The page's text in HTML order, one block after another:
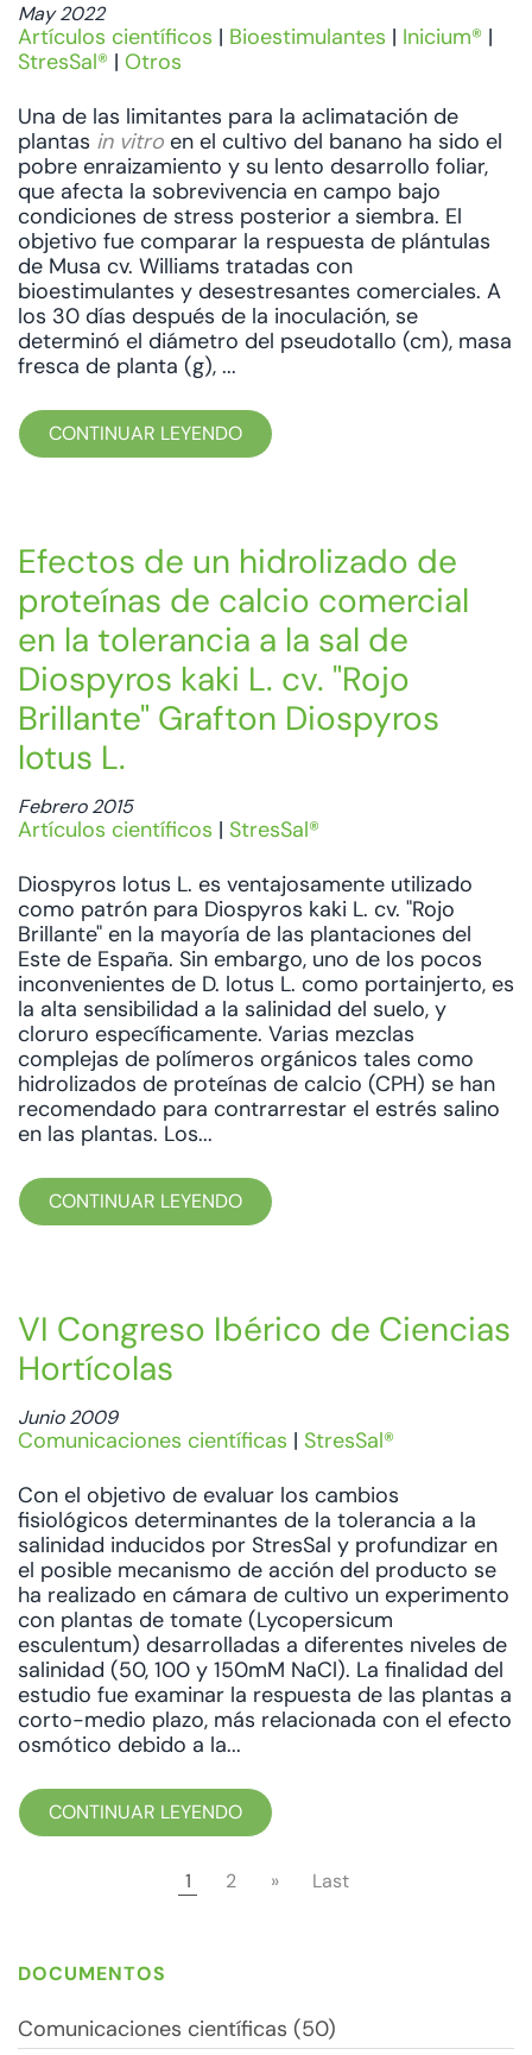
May 2022
Artículos científicos | Bioestimulantes | Inicium® |
StresSal® | Otros
Una de las limitantes para la aclimatación de
plantas in vitro en el cultivo del banano ha sido el
pobre enraizamiento y su lento desarrollo foliar,
que afecta la sobrevivencia en campo bajo
condiciones de stress posterior a siembra. El
objetivo fue comparar la respuesta de plántulas
de Musa cv. Williams tratadas con
bioestimulantes y desestresantes comerciales. A
los 30 días después de la inoculación, se
determinó el diámetro del pseudotallo (cm), masa
fresca de planta (g), ...
CONTINUAR LEYENDO
Efectos de un hidrolizado de
proteínas de calcio comercial
en la tolerancia a la sal de
Diospyros kaki L. cv. "Rojo
Brillante" Grafton Diospyros
lotus L.
Febrero 2015
Artículos científicos | StresSal®
Diospyros lotus L. es ventajosamente utilizado
como patrón para Diospyros kaki L. cv. "Rojo
Brillante" en la mayoría de las plantaciones del
Este de España. Sin embargo, uno de los pocos
inconvenientes de D. lotus L. como portainjerto, es
la alta sensibilidad a la salinidad del suelo, y
cloruro específicamente. Varias mezclas
complejas de polímeros orgánicos tales como
hidrolizados de proteínas de calcio (CPH) se han
recomendado para contrarrestar el estrés salino
en las plantas. Los...
CONTINUAR LEYENDO
VI Congreso Ibérico de Ciencias
Hortícolas
Junio 2009
Comunicaciones científicas | StresSal®
Con el objetivo de evaluar los cambios
fisiológicos determinantes de la tolerancia a la
salinidad inducidos por StresSal y profundizar en
el posible mecanismo de acción del producto se
ha realizado en cámara de cultivo un experimento
con plantas de tomate (Lycopersicum
esculentum) desarrolladas a diferentes niveles de
salinidad (50, 100 y 150mM NaCl). La finalidad del
estudio fue examinar la respuesta de las plantas a
corto-medio plazo, más relacionada con el efecto
osmótico debido a la...
CONTINUAR LEYENDO
1 2 » Last
DOCUMENTOS
Comunicaciones científicas (50)